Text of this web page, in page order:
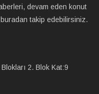
devam eden konut
takip edebilirsiniz.
2. Blok Kat:9